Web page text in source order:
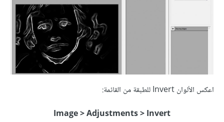
اعكس الألوان Invert للطبقة من القائمة:
Image > Adjustments > Invert